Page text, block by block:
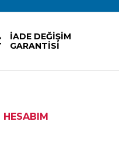
İADE DEĞİŞİM
GARANTİSİ
HESABIM